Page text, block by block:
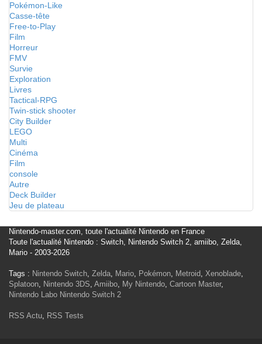
Pokémon-Like
Casse-tête
Free-to-Play
Film
Horreur
FMV
Survie
Exploration
Livres
Tactical-RPG
Twin-stick shooter
City Builder
LEGO
Multi
Cinéma
Film
console
Autre
Deck Builder
Jeu de plateau
Nintendo-master.com, toute l'actualité Nintendo en France
Toute l'actualité Nintendo : Switch, Nintendo Switch 2, amiibo, Zelda,
Mario - 2003-2026
Tags : Nintendo Switch, Zelda, Mario, Pokémon, Metroid, Xenoblade,
Splatoon, Nintendo 3DS, Amiibo, My Nintendo, Cartoon Master,
Nintendo Labo Nintendo Switch 2
RSS Actu, RSS Tests